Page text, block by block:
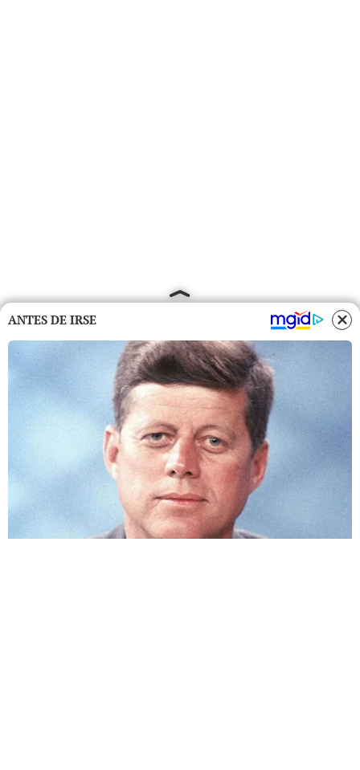
ANTES DE IRSE